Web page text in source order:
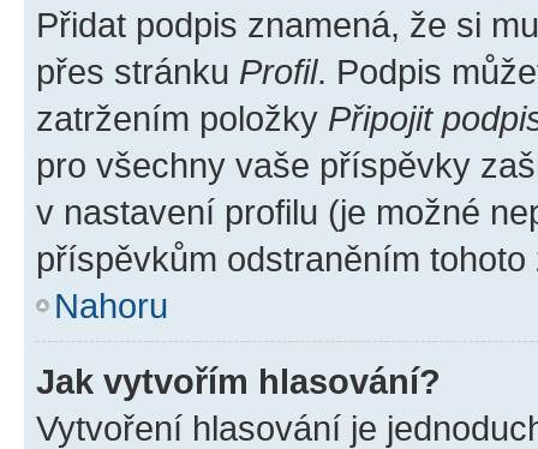
Přidat podpis znamená, že si
přes stránku Profil. Podpis
zatržením položky Připojit
pro všechny vaše příspěvky
v nastavení profilu (je možné
příspěvkům odstraněním
Nahoru
Jak vytvořím hlasování?
Vytvoření hlasování je